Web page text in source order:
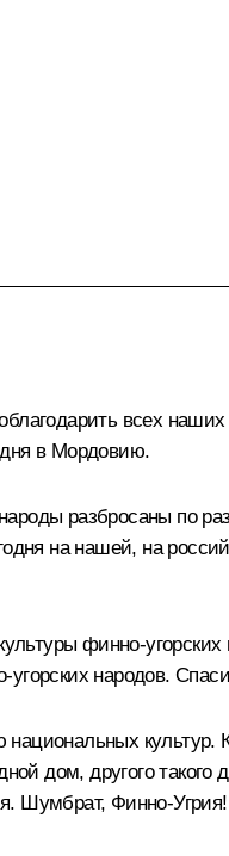
всех наших
в Мордовию.
разбросаны по
на нашей, на
финно-
народов.
дом, другого такого
Шумбрат, Финно-Угрия!